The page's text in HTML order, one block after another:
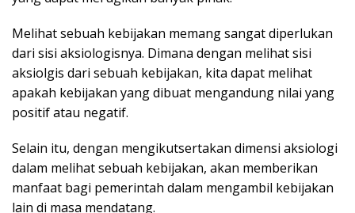
Melihat sebuah kebijakan memang sangat diperlukan
dari sisi aksiologisnya. Dimana dengan melihat sisi
aksiolgis dari sebuah kebijakan, kita dapat melihat
apakah kebijakan yang dibuat mengandung nilai yang
positif atau negatif.
Selain itu, dengan mengikutsertakan dimensi aksiologi
dalam melihat sebuah kebijakan, akan memberikan
manfaat bagi pemerintah dalam mengambil kebijakan
lain di masa mendatang.